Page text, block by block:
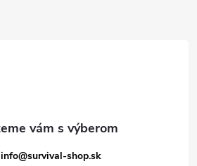
info@survival-shop.sk